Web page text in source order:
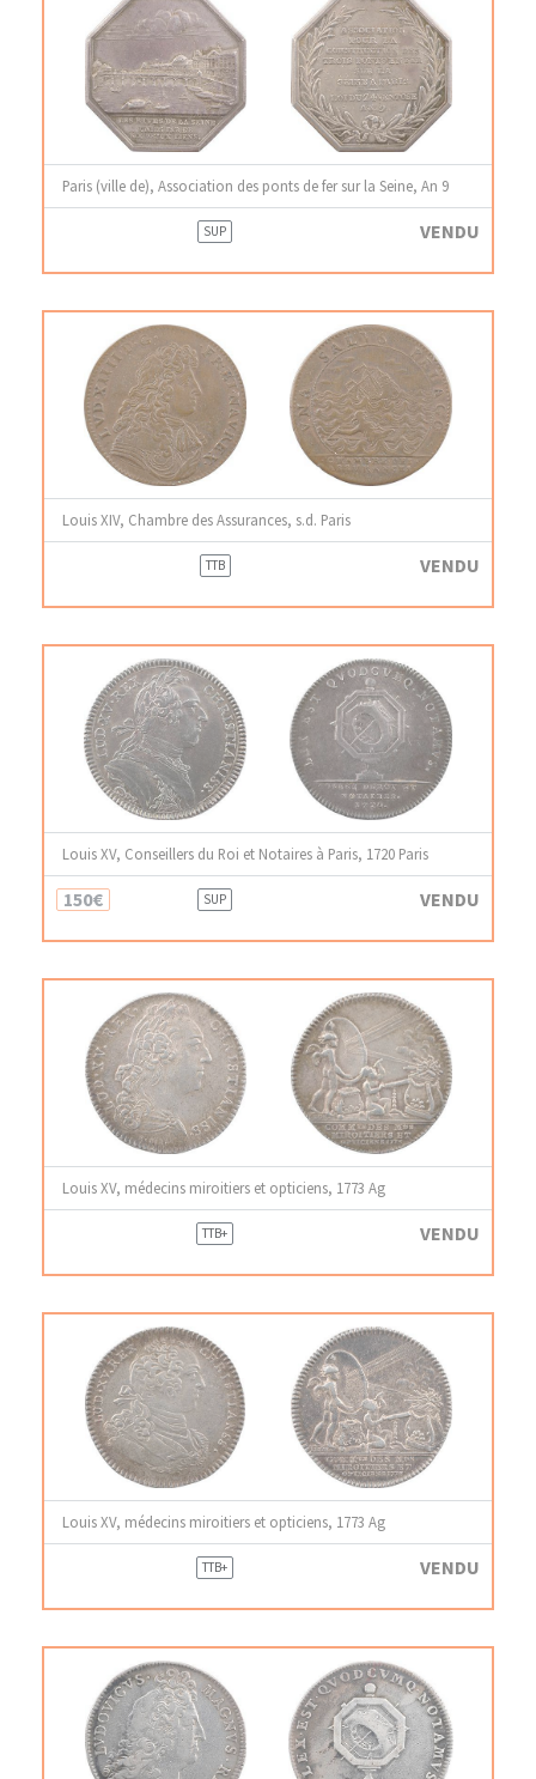
Paris (ville de), Association des ponts de fer sur la Seine, An 9
SUP VENDU
Louis XIV, Chambre des Assurances, s.d. Paris
TTB VENDU
Louis XV, Conseillers du Roi et Notaires à Paris, 1720 Paris
150€ SUP VENDU
Louis XV, médecins miroitiers et opticiens, 1773 Ag
TTB+ VENDU
Louis XV, médecins miroitiers et opticiens, 1773 Ag
TTB+ VENDU